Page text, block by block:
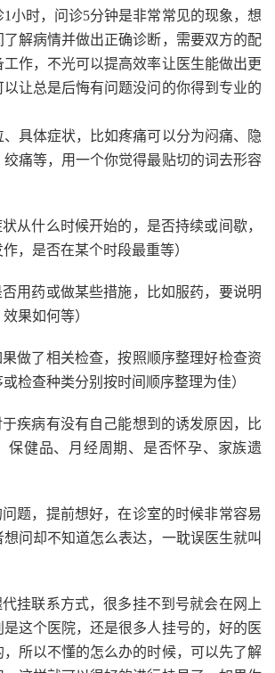
小时，问诊5分钟是非常常见的现象，想
解病情并做出正确诊断，需要双方的配
作，不光可以提高效率让医生能做出更
让总是后悔有问题没问的你得到专业的
具体症状，比如疼痛可以分为闷痛、隐
痛等，用一个你觉得最贴切的词去形容
从什么时候开始的，是否持续或间歇，
，是否在某个时段最重等）
用药或做某些措施，比如服药，要说明
果如何等）
做了相关检查，按照顺序整理好检查资
检查种类分别按时间顺序整理为佳）
疾病有没有自己能想到的诱发原因，比
保健品、月经周期、是否怀孕、家族遗
题，提前想好，在诊室的时候非常容易
问却不知道怎么表达，一耽误医生就叫
挂联系方式，很多挂不到号就会在网上
这个医院，还是很多人挂号的，好的医
，所以不懂的怎么办的时候，可以先了解